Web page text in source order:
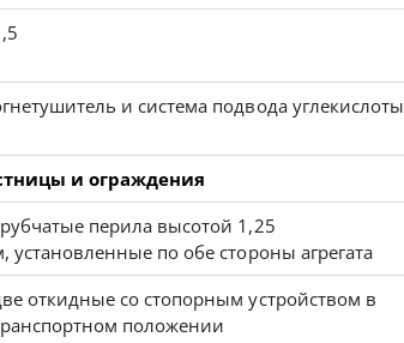
и система подвода углекислоты
и ограждения
перила высотой 1,25
установленные по обе стороны агрегата
откидные со стопорным устройством в
положении